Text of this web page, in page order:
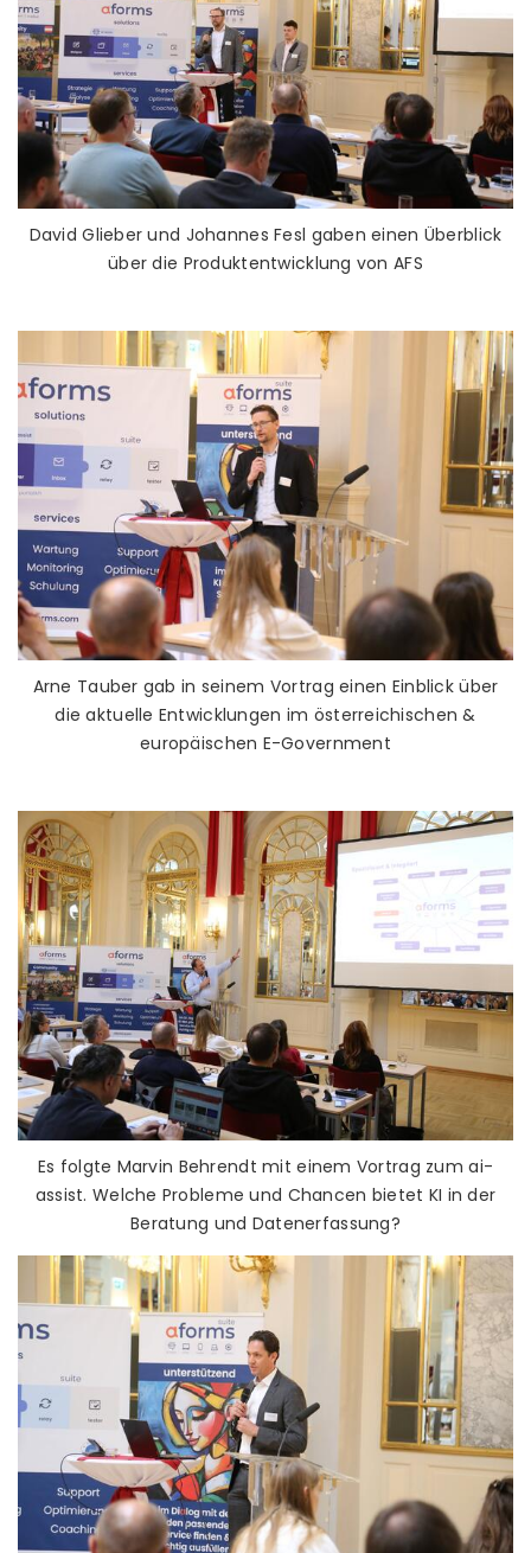
David Glieber und Johannes Fesl gaben einen Überblick
über die Produktentwicklung von AFS
Arne Tauber gab in seinem Vortrag einen Einblick über
die aktuelle Entwicklungen im österreichischen &
europäischen E-Government
Es folgte Marvin Behrendt mit einem Vortrag zum ai-
assist. Welche Probleme und Chancen bietet KI in der
Beratung und Datenerfassung?